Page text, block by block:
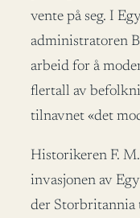
vente på seg. I
administratoren
arbeid for å
flertall av
tilnavnet «det
Historikeren F.
invasjonen av
der Storbritannia